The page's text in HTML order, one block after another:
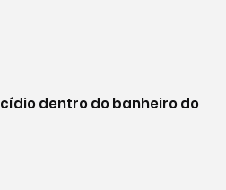
dentro do banheiro do